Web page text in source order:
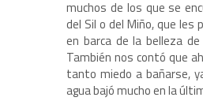
muchos de los que se
del Sil o del Miño, que
en barca de la belleza de
También nos contó que
tanto miedo a bañarse,
agua bajó mucho en la